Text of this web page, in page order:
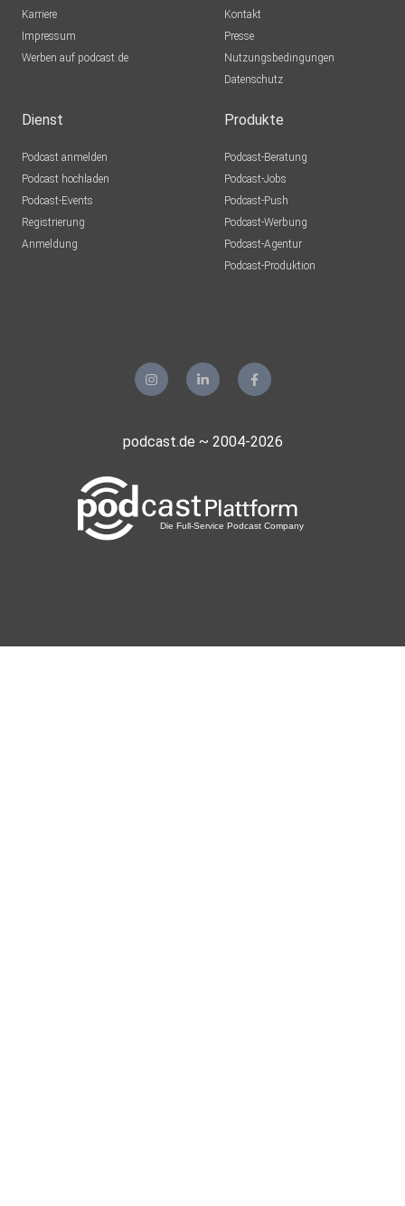
Karriere
Impressum
Werben auf podcast.de
Kontakt
Presse
Nutzungsbedingungen
Datenschutz
Dienst
Podcast anmelden
Podcast hochladen
Podcast-Events
Registrierung
Anmeldung
Produkte
Podcast-Beratung
Podcast-Jobs
Podcast-Push
Podcast-Werbung
Podcast-Agentur
Podcast-Produktion
podcast.de ~ 2004-2026